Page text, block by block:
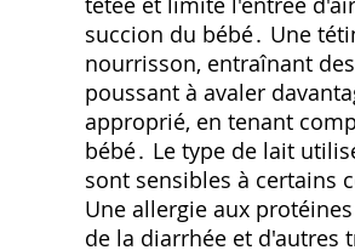
succion du bébé․ Une
nourrisson, entraînant
poussant à avaler
approprié, en tenant
bébé․ Le type de lait
sont sensibles à certains
Une allergie aux
de la diarrhée et d'autres